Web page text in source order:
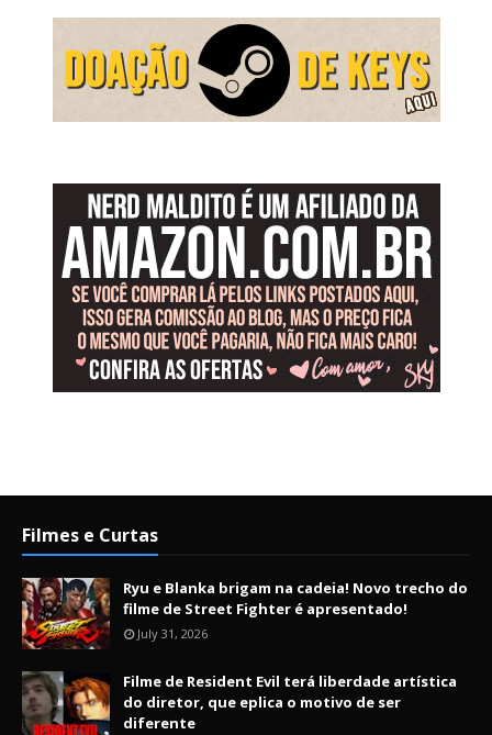
Filmes e Curtas
Ryu e Blanka brigam na cadeia! Novo trecho do
filme de Street Fighter é apresentado!
July 31, 2026
Filme de Resident Evil terá liberdade artística
do diretor, que eplica o motivo de ser
diferente